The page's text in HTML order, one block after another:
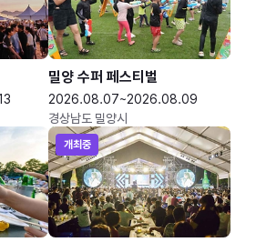
밀양 수퍼 페스티벌
2026.08.07~2026.08.09
경상남도 밀양시
개최중